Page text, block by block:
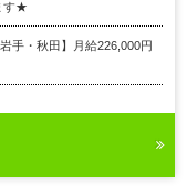
す★
手・秋田】月給226,000円